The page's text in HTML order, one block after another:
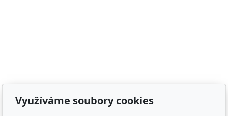
tácky, pohádkové tácky, pivní tácky, sběratelské tácky,
Využíváme soubory cookies